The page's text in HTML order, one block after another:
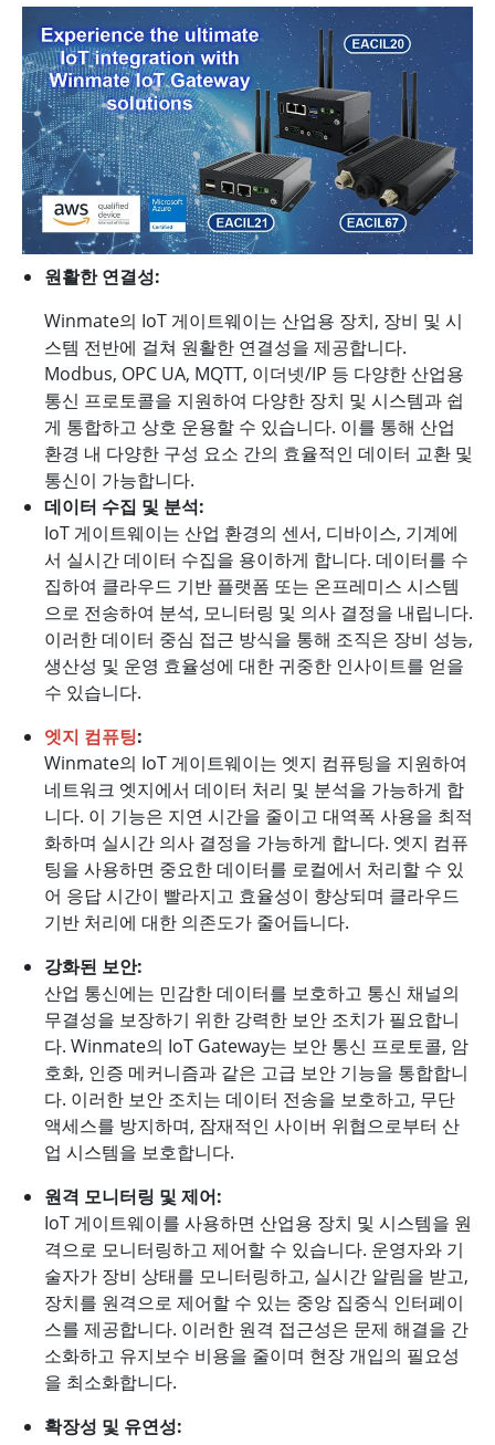
원활한 연결성:
Winmate의 IoT 게이트웨이는 산업용 장치, 장비 및 시
스템 전반에 걸쳐 원활한 연결성을 제공합니다.
Modbus, OPC UA, MQTT, 이더넷/IP 등 다양한 산업용
통신 프로토콜을 지원하여 다양한 장치 및 시스템과 쉽
게 통합하고 상호 운용할 수 있습니다. 이를 통해 산업
환경 내 다양한 구성 요소 간의 효율적인 데이터 교환 및
통신이 가능합니다.
데이터 수집 및 분석:
IoT 게이트웨이는 산업 환경의 센서, 디바이스, 기계에
서 실시간 데이터 수집을 용이하게 합니다. 데이터를 수
집하여 클라우드 기반 플랫폼 또는 온프레미스 시스템
으로 전송하여 분석, 모니터링 및 의사 결정을 내립니다.
이러한 데이터 중심 접근 방식을 통해 조직은 장비 성능,
생산성 및 운영 효율성에 대한 귀중한 인사이트를 얻을
수 있습니다.
엣지 컴퓨팅:
Winmate의 IoT 게이트웨이는 엣지 컴퓨팅을 지원하여
네트워크 엣지에서 데이터 처리 및 분석을 가능하게 합
니다. 이 기능은 지연 시간을 줄이고 대역폭 사용을 최적
화하며 실시간 의사 결정을 가능하게 합니다. 엣지 컴퓨
팅을 사용하면 중요한 데이터를 로컬에서 처리할 수 있
어 응답 시간이 빨라지고 효율성이 향상되며 클라우드
기반 처리에 대한 의존도가 줄어듭니다.
강화된 보안:
산업 통신에는 민감한 데이터를 보호하고 통신 채널의
무결성을 보장하기 위한 강력한 보안 조치가 필요합니
다. Winmate의 IoT Gateway는 보안 통신 프로토콜, 암
호화, 인증 메커니즘과 같은 고급 보안 기능을 통합합니
다. 이러한 보안 조치는 데이터 전송을 보호하고, 무단
액세스를 방지하며, 잠재적인 사이버 위협으로부터 산
업 시스템을 보호합니다.
원격 모니터링 및 제어:
IoT 게이트웨이를 사용하면 산업용 장치 및 시스템을 원
격으로 모니터링하고 제어할 수 있습니다. 운영자와 기
술자가 장비 상태를 모니터링하고, 실시간 알림을 받고,
장치를 원격으로 제어할 수 있는 중앙 집중식 인터페이
스를 제공합니다. 이러한 원격 접근성은 문제 해결을 간
소화하고 유지보수 비용을 줄이며 현장 개입의 필요성
을 최소화합니다.
확장성 및 유연성: